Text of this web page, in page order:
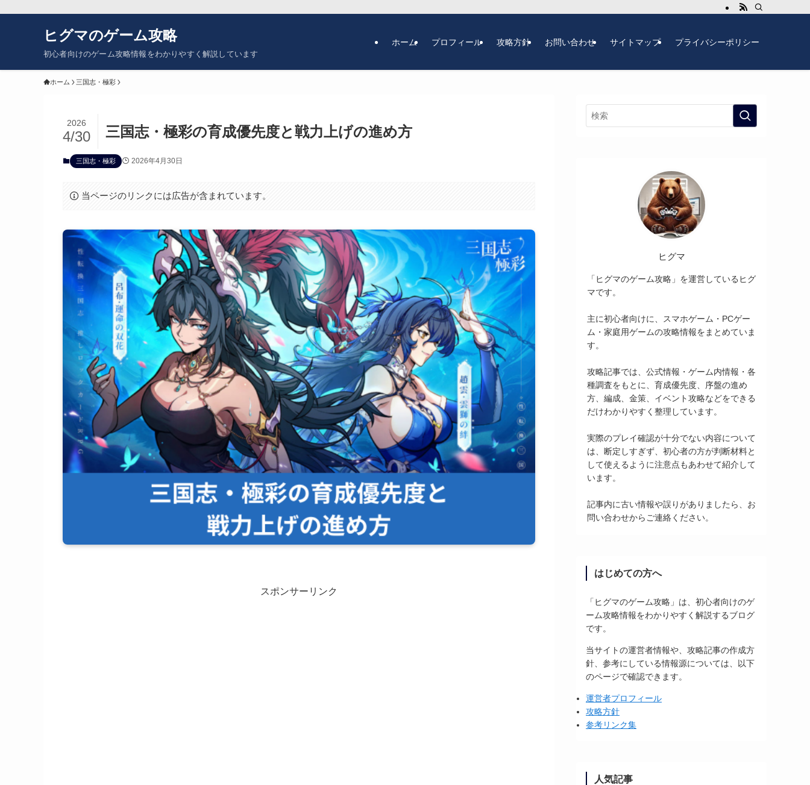
ヒグマのゲーム攻略
初心者向けのゲーム攻略情報をわかりやすく解説しています
ホーム プロフィール 攻略方針 お問い合わせ サイトマップ プライバシーポリシー
ホーム 三国志・極彩
三国志・極彩の育成優先度と戦力上げの進め方
2026
4/30
三国志・極彩 2026年4月30日
当ページのリンクには広告が含まれています。
スポンサーリンク
ヒグマ
「ヒグマのゲーム攻略」を運営しているヒグ
マです。
主に初心者向けに、スマホゲーム・PCゲー
ム・家庭用ゲームの攻略情報をまとめていま
す。
攻略記事では、公式情報・ゲーム内情報・各
種調査をもとに、育成優先度、序盤の進め
方、編成、金策、イベント攻略などをできる
だけわかりやすく整理しています。
実際のプレイ確認が十分でない内容について
は、断定しすぎず、初心者の方が判断材料と
して使えるように注意点もあわせて紹介して
います。
記事内に古い情報や誤りがありましたら、お
問い合わせからご連絡ください。
はじめての方へ
「ヒグマのゲーム攻略」は、初心者向けのゲ
ーム攻略情報をわかりやすく解説するブログ
です。
当サイトの運営者情報や、攻略記事の作成方
針、参考にしている情報源については、以下
のページで確認できます。
運営者プロフィール
攻略方針
参考リンク集
人気記事